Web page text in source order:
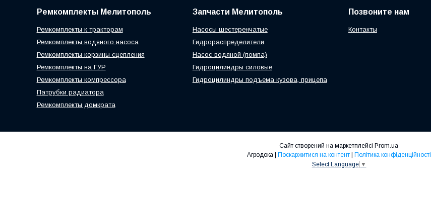
Ремкомплекты Мелитополь
Ремкомплекты к тракторам
Ремкомплекты водяного насоса
Ремкомплекты корзины сцепления
Ремкомплекты на ГУР
Ремкомплекты компрессора
Патрубки радиатора
Ремкомплекты домкрата
Запчасти Мелитополь
Насосы шестеренчатые
Гидрораспределители
Насос водяной (помпа)
Гидроцилиндры силовые
Гидроцилиндры подъема кузова, прицепа
Позвоните нам
Контакты
Сайт створений на маркетплейсі Prom.ua
Поскаржитися на контент
Політика конфіденційності
Select Language ▼